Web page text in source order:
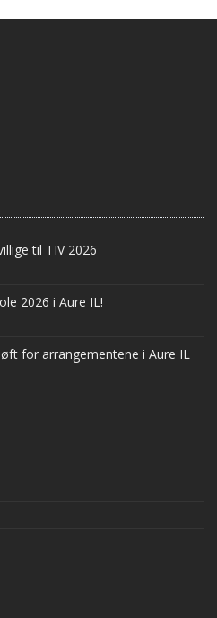
til TIV 2026
2026 i Aure IL!
for arrangementene i Aure IL